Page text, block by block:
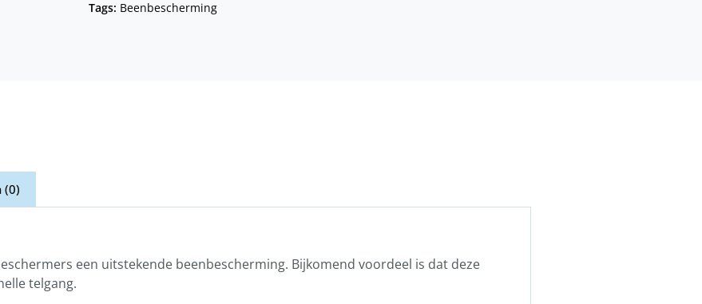
Tags: Beenbescherming
(0)
een uitstekende beenbescherming. Bijkomend voordeel is dat deze
telgang.